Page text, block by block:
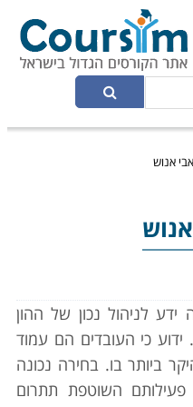
אנוש
לניהול נכון של ההון
ידוע כי העובדים הם עמוד
ביותר בו. בחירה נכונה
פעילותם השוטפת תתרום